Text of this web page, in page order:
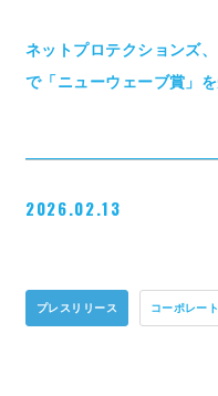
ネットプロテクションズ
で「ニューウェーブ賞」
2026.02.13
プレスリリース コーポレート